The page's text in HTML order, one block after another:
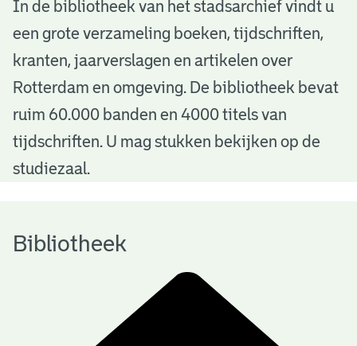
B
b
o
h
In de bibliotheek van het stadsarchief vindt u
een grote verzameling boeken, tijdschriften,
kranten, jaarverslagen en artikelen over
Rotterdam en omgeving. De bibliotheek bevat
ruim 60.000 banden en 4000 titels van
tijdschriften. U mag stukken bekijken op de
studiezaal.
Bibliotheek